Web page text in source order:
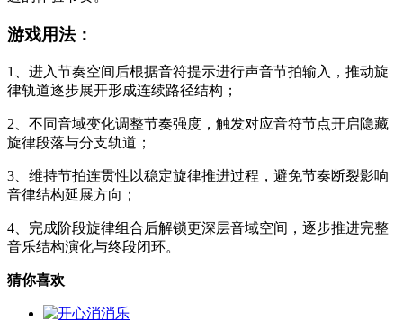
游戏用法：
1、进入节奏空间后根据音符提示进行声音节拍输入，推动旋
律轨道逐步展开形成连续路径结构；
2、不同音域变化调整节奏强度，触发对应音符节点开启隐藏
旋律段落与分支轨道；
3、维持节拍连贯性以稳定旋律推进过程，避免节奏断裂影响
音律结构延展方向；
4、完成阶段旋律组合后解锁更深层音域空间，逐步推进完整
音乐结构演化与终段闭环。
猜你喜欢